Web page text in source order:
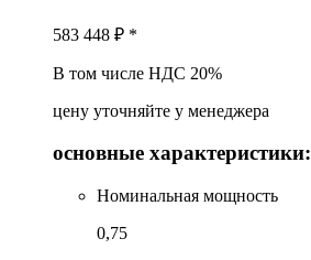
583 448 ₽ *
В том числе НДС 20%
цену уточняйте у менеджера
основные характеристики:
Номинальная мощность
0,75